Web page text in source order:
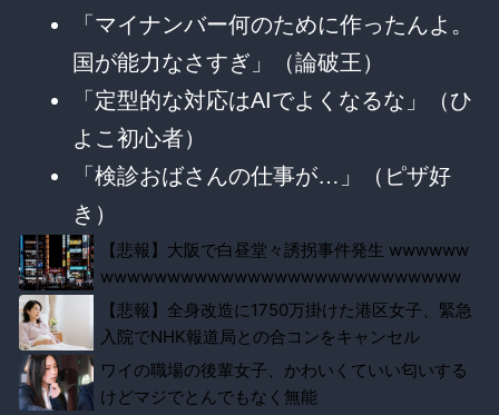
「マイナンバー何のために作ったんよ。
国が能力なさすぎ」（論破王）
「定型的な対応はAIでよくなるな」（ひ
よこ初心者）
「検診おばさんの仕事が…」（ピザ好
き）
【悲報】大阪で白昼堂々誘拐事件発生 wwwwww
wwwwwwwwwwwwwwwwwwwwwwwwwww
www
【悲報】全身改造に1750万掛けた港区女子、緊急
入院でNHK報道局との合コンをキャンセル
ワイの職場の後輩女子、かわいくていい匂いする
けどマジでとんでもなく無能